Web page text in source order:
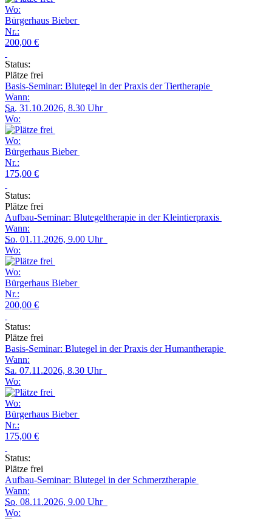
Wo:
Bürgerhaus Bieber
Nr.:
200,00 €
Status:
Plätze frei
Basis-Seminar: Blutegel in der Praxis der Tiertherapie
Wann:
Sa. 31.10.2026, 8.30 Uhr
Wo:
Wo:
Bürgerhaus Bieber
Nr.:
175,00 €
Status:
Plätze frei
Aufbau-Seminar: Blutegeltherapie in der Kleintierpraxis
Wann:
So. 01.11.2026, 9.00 Uhr
Wo:
Wo:
Bürgerhaus Bieber
Nr.:
200,00 €
Status:
Plätze frei
Basis-Seminar: Blutegel in der Praxis der Humantherapie
Wann:
Sa. 07.11.2026, 8.30 Uhr
Wo:
Wo:
Bürgerhaus Bieber
Nr.:
175,00 €
Status:
Plätze frei
Aufbau-Seminar: Blutegel in der Schmerztherapie
Wann:
So. 08.11.2026, 9.00 Uhr
Wo: